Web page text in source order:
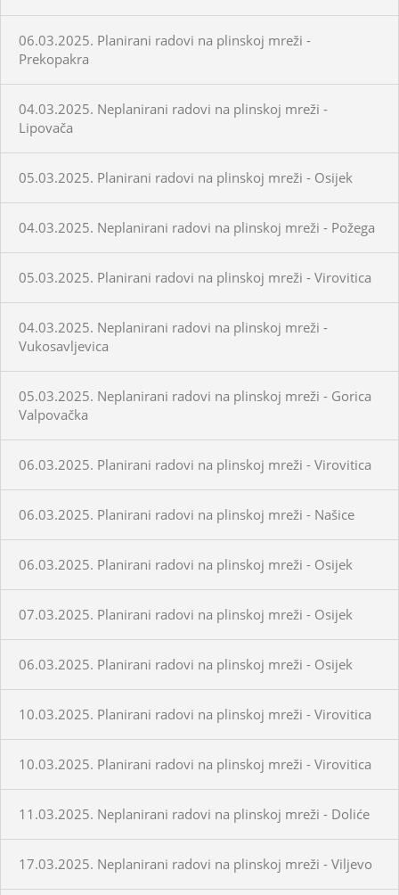
06.03.2025. Planirani radovi na plinskoj mreži -
Prekopakra
04.03.2025. Neplanirani radovi na plinskoj mreži -
Lipovača
05.03.2025. Planirani radovi na plinskoj mreži - Osijek
04.03.2025. Neplanirani radovi na plinskoj mreži - Požega
05.03.2025. Planirani radovi na plinskoj mreži - Virovitica
04.03.2025. Neplanirani radovi na plinskoj mreži -
Vukosavljevica
05.03.2025. Neplanirani radovi na plinskoj mreži - Gorica
Valpovačka
06.03.2025. Planirani radovi na plinskoj mreži - Virovitica
06.03.2025. Planirani radovi na plinskoj mreži - Našice
06.03.2025. Planirani radovi na plinskoj mreži - Osijek
07.03.2025. Planirani radovi na plinskoj mreži - Osijek
06.03.2025. Planirani radovi na plinskoj mreži - Osijek
10.03.2025. Planirani radovi na plinskoj mreži - Virovitica
10.03.2025. Planirani radovi na plinskoj mreži - Virovitica
11.03.2025. Neplanirani radovi na plinskoj mreži - Doliće
17.03.2025. Neplanirani radovi na plinskoj mreži - Viljevo